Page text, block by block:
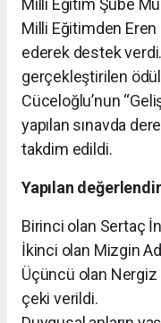
Milli Eğitim Şube
Milli Eğitimden
ederek destek
gerçekleştirilen
Cüceloğlu’nun
yapılan sınavda
takdim edildi.
Yapılan
Birinci olan Sertaç
İkinci olan Mizgin
Üçüncü olan Nergiz
çeki verildi.